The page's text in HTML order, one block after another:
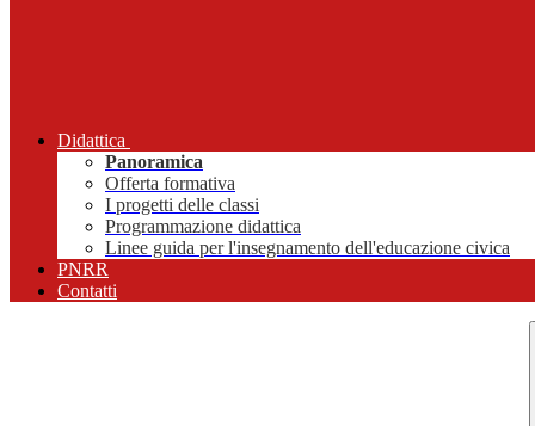
Didattica
Panoramica
Offerta formativa
I progetti delle classi
Programmazione didattica
Linee guida per l'insegnamento dell'educazione civica
PNRR
Contatti